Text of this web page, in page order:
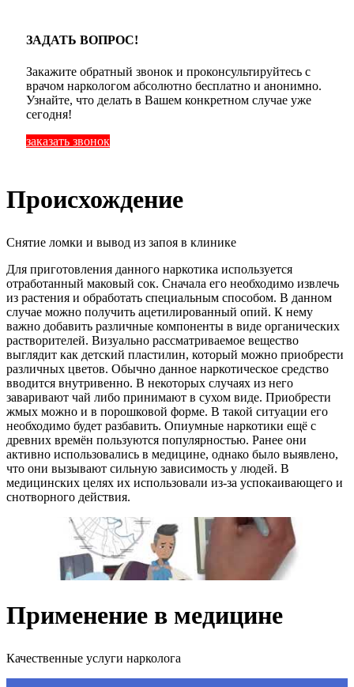
ЗАДАТЬ ВОПРОС!
Закажите обратный звонок и проконсультируйтесь с
врачом наркологом абсолютно бесплатно и анонимно.
Узнайте, что делать в Вашем конкретном случае уже
сегодня!
заказать звонок
Происхождение
Снятие ломки и вывод из запоя в клинике
Для приготовления данного наркотика используется
отработанный маковый сок. Сначала его необходимо извлечь
из растения и обработать специальным способом. В данном
случае можно получить ацетилированный опий. К нему
важно добавить различные компоненты в виде органических
растворителей. Визуально рассматриваемое вещество
выглядит как детский пластилин, который можно приобрести
различных цветов. Обычно данное наркотическое средство
вводится внутривенно. В некоторых случаях из него
заваривают чай либо принимают в сухом виде. Приобрести
жмых можно и в порошковой форме. В такой ситуации его
необходимо будет разбавить. Опиумные наркотики ещё с
древних времён пользуются популярностью. Ранее они
активно использовались в медицине, однако было выявлено,
что они вызывают сильную зависимость у людей. В
медицинских целях их использовали из-за успокаивающего и
снотворного действия.
Применение в медицине
Качественные услуги нарколога